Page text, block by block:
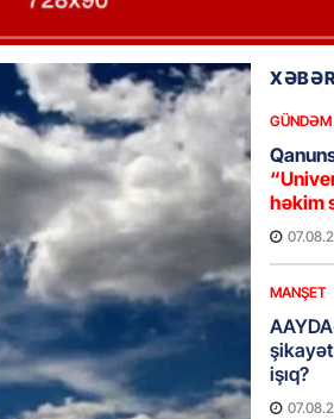
GÜNDƏM
həkim
MANŞET
şikayət
işıq?